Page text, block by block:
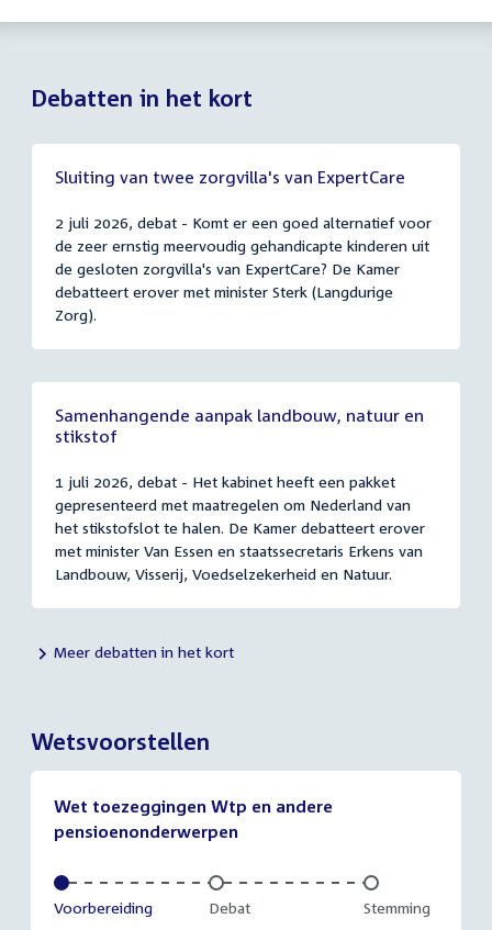
Debatten in het kort
Sluiting van twee zorgvilla's van ExpertCare
2 juli 2026, debat - Komt er een goed alternatief voor
de zeer ernstig meervoudig gehandicapte kinderen uit
de gesloten zorgvilla's van ExpertCare? De Kamer
debatteert erover met minister Sterk (Langdurige
Zorg).
Samenhangende aanpak landbouw, natuur en
stikstof
1 juli 2026, debat - Het kabinet heeft een pakket
gepresenteerd met maatregelen om Nederland van
het stikstofslot te halen. De Kamer debatteert erover
met minister Van Essen en staatssecretaris Erkens van
Landbouw, Visserij, Voedselzekerheid en Natuur.
Meer debatten in het kort
Wetsvoorstellen
Wet toezeggingen Wtp en andere
pensioenonderwerpen
Voltooid:
Voorbereiding Onvoltooid:
Debat Onvoltooid:
Stemming